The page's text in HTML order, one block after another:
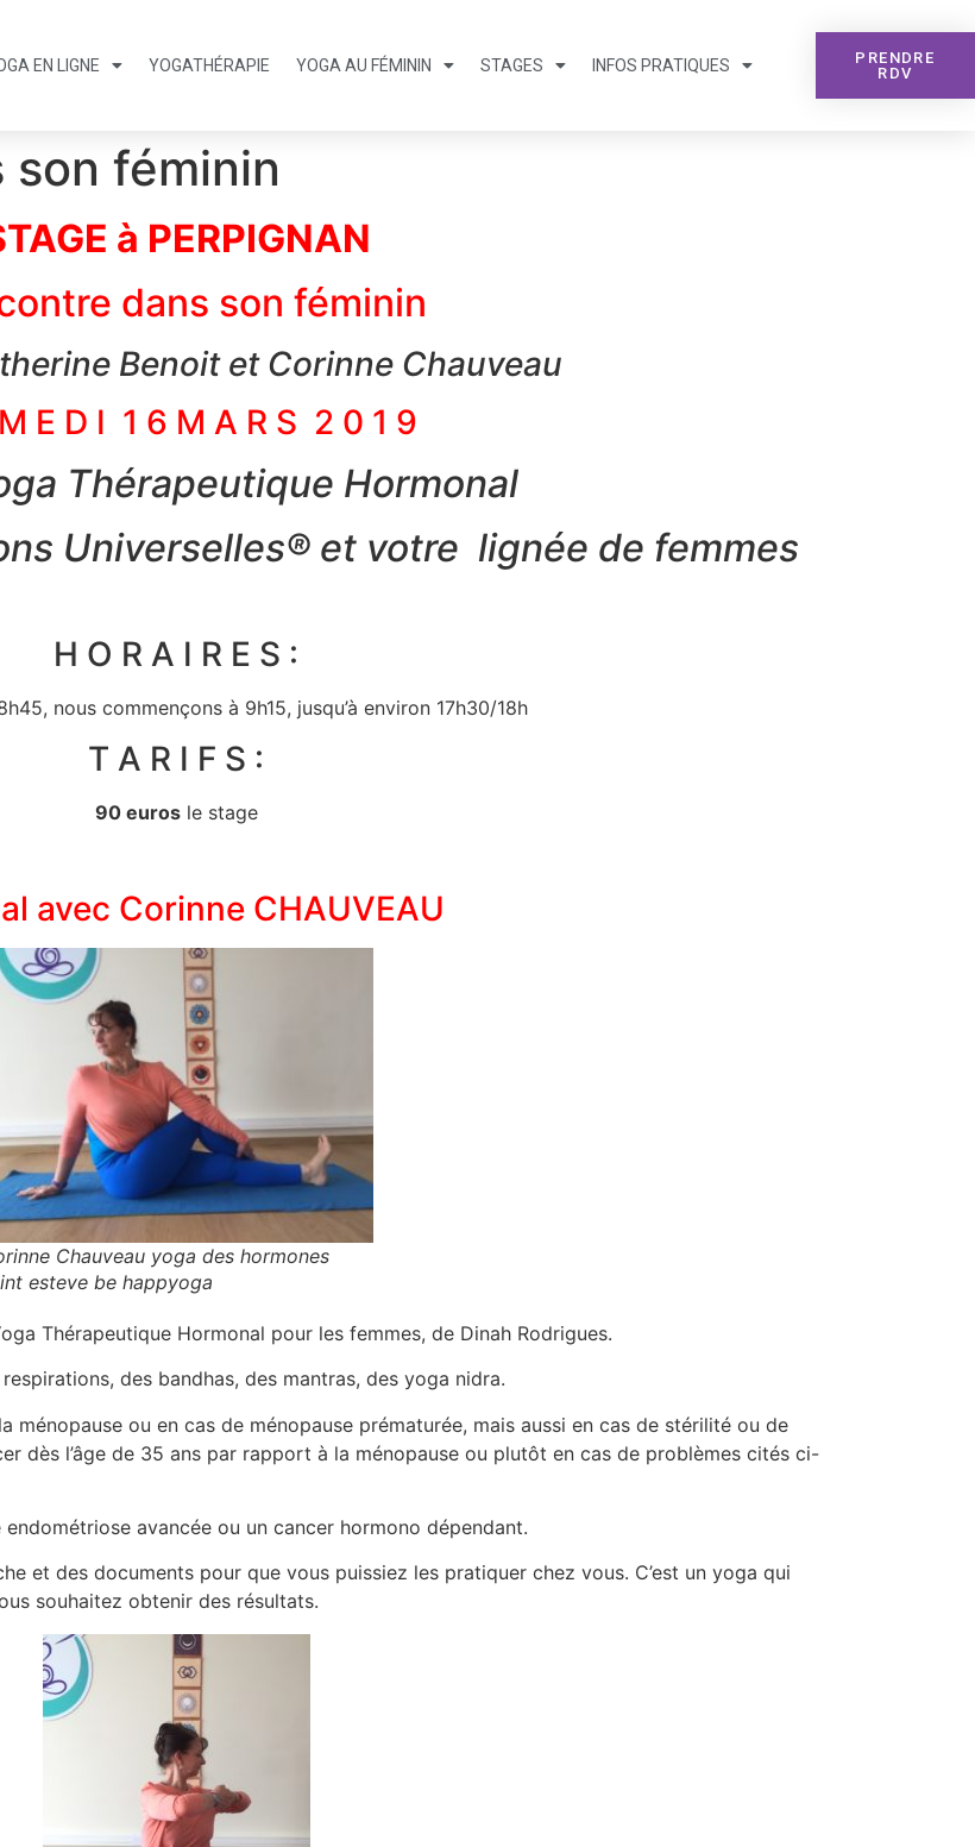
EN LIGNE YOGATHÉRAPIE YOGA AU FÉMININ STAGES INFOS PRATIQUES
PRENDRE
RDV
son féminin
à PERPIGNAN
dans son féminin
Benoit et Corinne Chauveau
E D I 1 6 M A R S 2 0 1 9
Thérapeutique Hormonal
Universelles® et votre lignée de femmes
H O R A I R E S :
nous commençons à 9h15, jusqu’à environ 17h30/18h
T A R I F S :
90 eurosle stage
avec Corinne CHAUVEAU
Chauveau yoga des hormones
esteve be happyoga
Thérapeutique Hormonal pour les femmes, de Dinah Rodrigues.
des bandhas, des mantras, des yoga nidra.
ou en cas de ménopause prématurée, mais aussi en cas de stérilité ou de
dès l’âge de 35 ans par rapport à la ménopause ou plutôt en cas de problèmes cités ci-
avancée ou un cancer hormono dépendant.
et des documents pour que vous puissiez les pratiquer chez vous. C’est un yoga qui
souhaitez obtenir des résultats.